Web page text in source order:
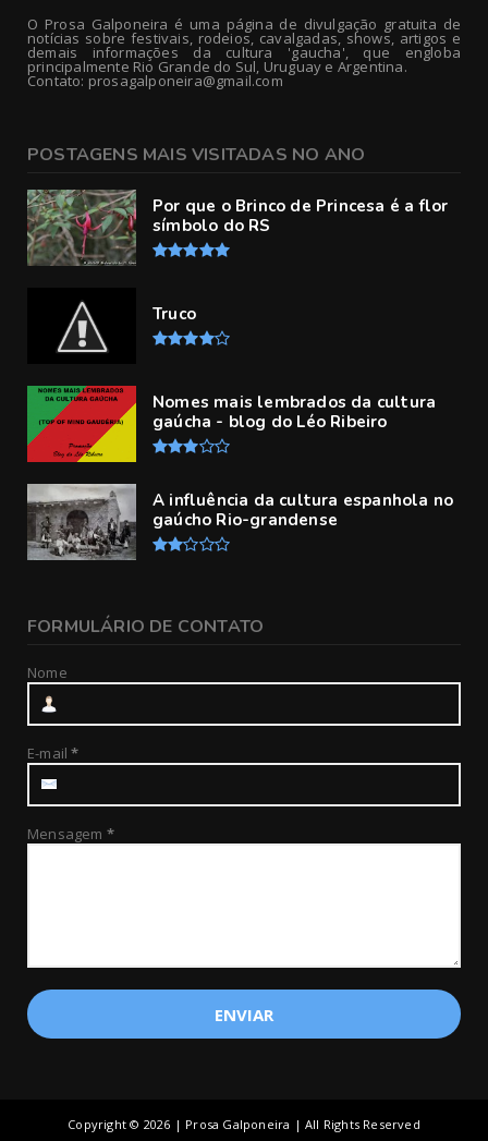
O Prosa Galponeira é uma página de divulgação gratuita de
notícias sobre festivais, rodeios, cavalgadas, shows, artigos e
demais informações da cultura 'gaucha', que engloba
principalmente Rio Grande do Sul, Uruguay e Argentina.
Contato: prosagalponeira@gmail.com
POSTAGENS MAIS VISITADAS NO ANO
Por que o Brinco de Princesa é a flor
símbolo do RS
Truco
Nomes mais lembrados da cultura
gaúcha - blog do Léo Ribeiro
A influência da cultura espanhola no
gaúcho Rio-grandense
FORMULÁRIO DE CONTATO
Nome
E-mail*
Mensagem *
Copyright © 2026 | Prosa Galponeira | All Rights Reserved